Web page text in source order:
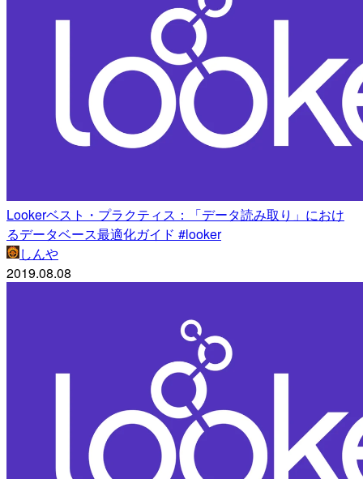
Lookerベスト・プラクティス：「データ読み取り」におけ
るデータベース最適化ガイド #looker
しんや
2019.08.08